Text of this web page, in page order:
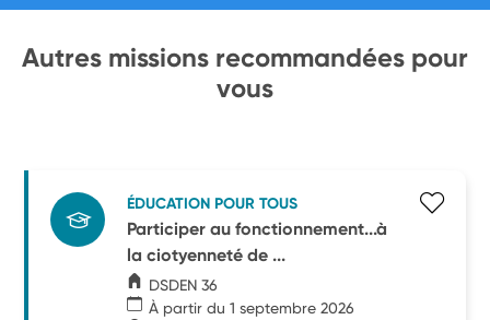
Autres missions recommandées pour
vous
ÉDUCATION POUR TOUS
Participer au fonctionnement...à
la ciotyenneté de ...
DSDEN 36
À partir du 1 septembre 2026